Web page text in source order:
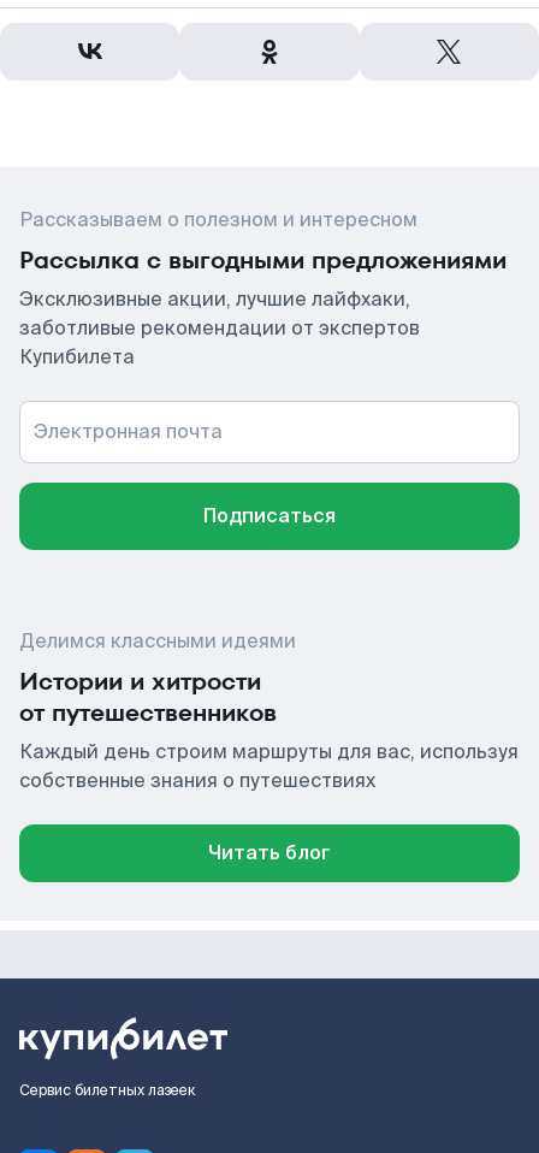
Рассказываем о полезном и интересном
Рассылка с выгодными предложениями
Эксклюзивные акции, лучшие лайфхаки,
заботливые рекомендации от экспертов
Купибилета
Электронная почта
Подписаться
Делимся классными идеями
Истории и хитрости
от путешественников
Каждый день строим маршруты для вас, используя
собственные знания о путешествиях
Читать блог
Сервис билетных лазеек